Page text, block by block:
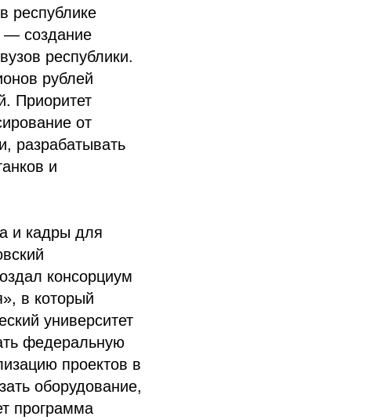
республике
— создание
республики.
рублей
Приоритет
от
разрабатывать
и
и кадры для
консорциум
в который
университет
федеральную
проектов в
оборудование,
программа